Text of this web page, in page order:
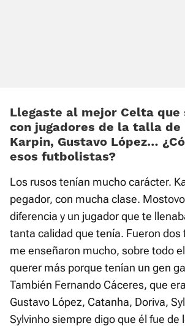
Llegaste al mejor Celta que
con jugadores de la talla de
Karpin, Gustavo López…
esos futbolistas?
Los rusos tenían mucho carácter.
pegador, con mucha clase.
diferencia y un jugador que te
tanta calidad que tenía. Fueron dos
me enseñaron mucho, sobre todo
querer más porque tenían un gen
También Fernando Cáceres, que
Gustavo López, Catanha, Doriva,
Sylvinho siempre digo que él fue de